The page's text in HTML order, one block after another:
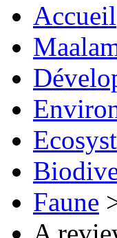
Accueil
Faune